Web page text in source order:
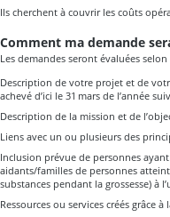
Ils cherchent à couvrir les coûts
Comment ma demande
Les demandes seront évaluées
Description de votre projet et de
achevé d’ici le 31 mars de l’année
Description de la mission et de
Liens avec un ou plusieurs des
Inclusion prévue de personnes ayant
aidants/familles de personnes
substances pendant la grossesse) à
Ressources ou services créés